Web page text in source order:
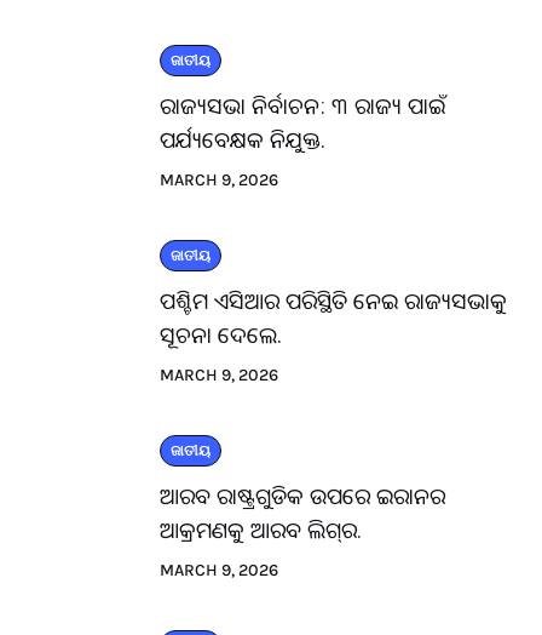
ଜାତୀୟ
ରାଜ୍ୟସଭା ନିର୍ବାଚନ: ୩ ରାଜ୍ୟ ପାଇଁ
ପର୍ଯ୍ୟବେକ୍ଷକ ନିଯୁକ୍ତ.
MARCH 9, 2026
ଜାତୀୟ
ପଶ୍ଚିମ ଏସିଆର ପରିସ୍ଥିତି ନେଇ ରାଜ୍ୟସଭାକୁ
ସୂଚନା ଦେଲେ.
MARCH 9, 2026
ଜାତୀୟ
ଆରବ ରାଷ୍ଟ୍ରଗୁଡିକ ଉପରେ ଇରାନର
ଆକ୍ରମଣକୁ ଆରବ ଲିଗ୍‌ର.
MARCH 9, 2026